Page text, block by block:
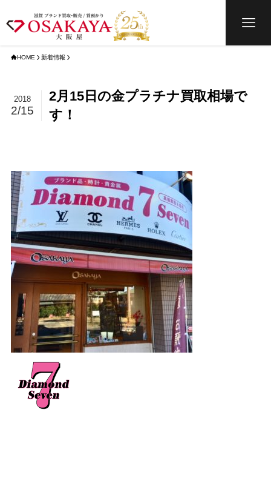
HOME 新着情報
2月15日の金プラチナ買取相場で
す！
2018
2/15